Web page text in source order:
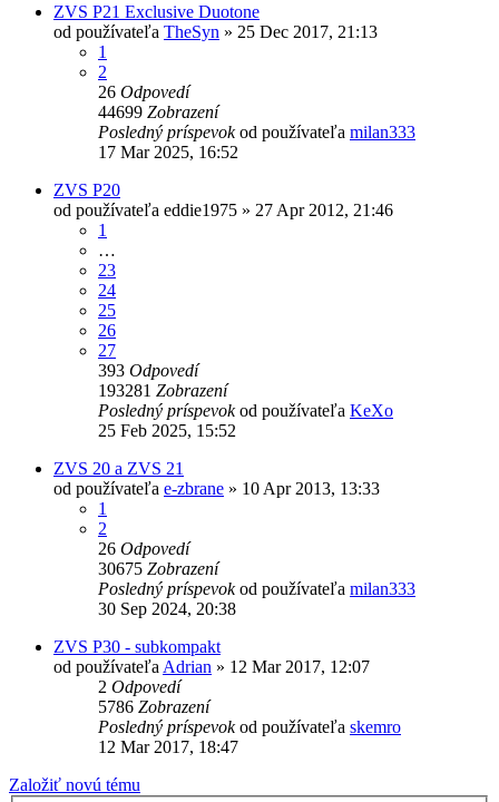
ZVS P21 Exclusive Duotone
od používateľa TheSyn » 25 Dec 2017, 21:13
1
2
26 Odpovedí
44699 Zobrazení
Posledný príspevokod používateľa milan333
17 Mar 2025, 16:52
ZVS P20
od používateľa eddie1975 » 27 Apr 2012, 21:46
1
…
23
24
25
26
27
393 Odpovedí
193281 Zobrazení
Posledný príspevokod používateľa KeXo
25 Feb 2025, 15:52
ZVS 20 a ZVS 21
od používateľa e-zbrane » 10 Apr 2013, 13:33
1
2
26 Odpovedí
30675 Zobrazení
Posledný príspevokod používateľa milan333
30 Sep 2024, 20:38
ZVS P30 - subkompakt
od používateľa Adrian » 12 Mar 2017, 12:07
2 Odpovedí
5786 Zobrazení
Posledný príspevokod používateľa skemro
12 Mar 2017, 18:47
Založiť novú tému